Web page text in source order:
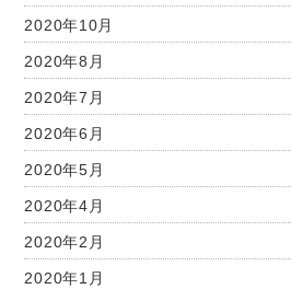
2020年10月
2020年8月
2020年7月
2020年6月
2020年5月
2020年4月
2020年2月
2020年1月